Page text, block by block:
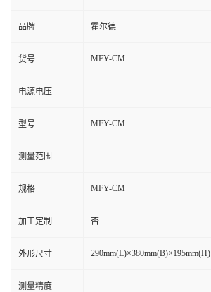
品牌 霍尔德
货号 MFY-CM
电源电压
型号 MFY-CM
测量范围
规格 MFY-CM
加工定制 否
外形尺寸 290mm(L)×380mm(B)×195mm(H)
测量精度